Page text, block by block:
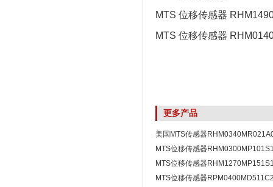
MTS 位移传感器
MTS 位移传感器
更多产品
美国MTS传感器
MTS位移传感器
正品
MTS位移传感器
口
MTS位移传感器